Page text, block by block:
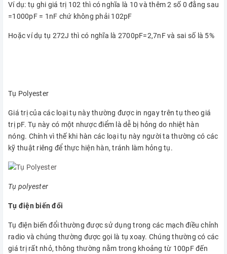
Ví dụ: tụ ghi giá trị 102 thì có nghĩa là 10 và thêm 2 số 0 đằng sau
=1000pF = 1nF chứ không phải 102pF
Hoặc ví dụ tụ 272J thì có nghĩa là 2700pF=2,7nF và sai số là 5%
Tụ Polyester
Giá trị của các loại tụ này thường được in ngay trên tụ theo giá
trị pF. Tụ này có một nhược điểm là dễ bị hỏng do nhiệt hàn
nóng. Chính vì thế khi hàn các loại tụ này người ta thường có các
kỹ thuật riêng để thực hiện hàn, tránh làm hỏng tụ.
Tụ polyester
Tụ điện biến đổi
Tụ điện biến đổi thường được sử dụng trong các mạch điều chỉnh
radio và chúng thường được gọi là tụ xoay. Chúng thường có các
giá trị rất nhỏ, thông thường nằm trong khoảng từ 100pF đến